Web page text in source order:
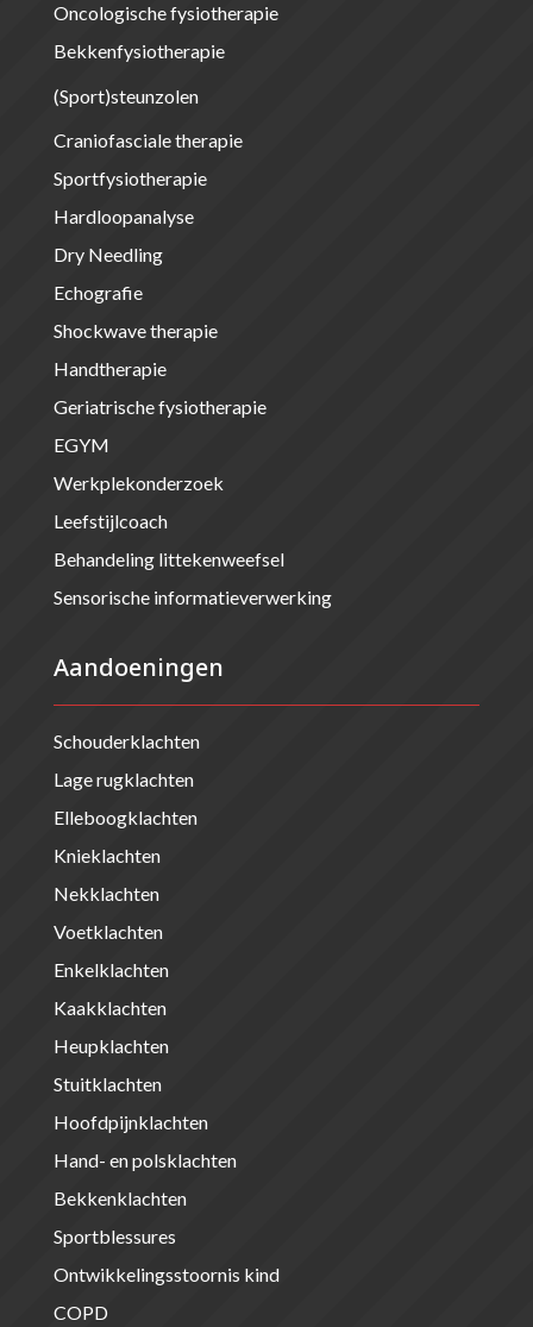
Oncologische fysiotherapie
Bekkenfysiotherapie
(Sport)steunzolen
Craniofasciale therapie
Sportfysiotherapie
Hardloopanalyse
Dry Needling
Echografie
Shockwave therapie
Handtherapie
Geriatrische fysiotherapie
EGYM
Werkplekonderzoek
Leefstijlcoach
Behandeling littekenweefsel
Sensorische informatieverwerking
Aandoeningen
Schouderklachten
Lage rugklachten
Elleboogklachten
Knieklachten
Nekklachten
Voetklachten
Enkelklachten
Kaakklachten
Heupklachten
Stuitklachten
Hoofdpijnklachten
Hand- en polsklachten
Bekkenklachten
Sportblessures
Ontwikkelingsstoornis kind
COPD